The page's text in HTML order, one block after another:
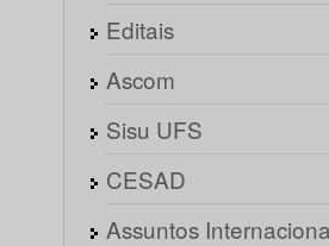
Editais
Ascom
Sisu UFS
CESAD
Assuntos